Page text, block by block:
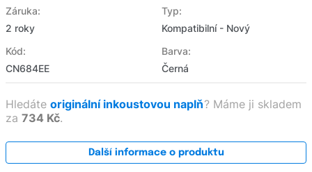
Záruka:
2 roky
Typ:
Kompatibilní - Nový
Kód:
CN684EE
Barva:
Černá
Hledáte originální inkoustovou naplň? Máme ji skladem
za 734 Kč.
Další informace o produktu